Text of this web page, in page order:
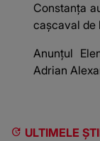
Constanța
cașcaval de
Anunțul
Adrian
ULTIMELE